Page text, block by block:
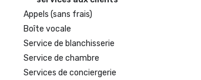
Appels (sans frais)
Boîte vocale
Service de blanchisserie
Service de chambre
Services de conciergerie